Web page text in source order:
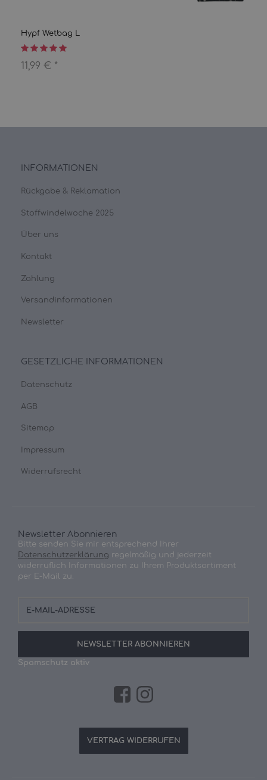
Hypf Wetbag L
11,99 € *
INFORMATIONEN
Rückgabe & Reklamation
Stoffwindelwoche 2025
Über uns
Kontakt
Zahlung
Versandinformationen
Newsletter
GESETZLICHE INFORMATIONEN
Datenschutz
AGB
Sitemap
Impressum
Widerrufsrecht
Newsletter Abonnieren
Bitte senden Sie mir entsprechend Ihrer
Datenschutzerklärung regelmäßig und jederzeit
widerruflich Informationen zu Ihrem Produktsortiment
per E-Mail zu.
Mail-
NEWSLETTER ABONNIEREN
Spamschutz aktiv
VERTRAG WIDERRUFEN